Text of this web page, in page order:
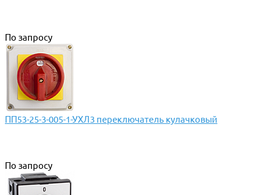
По запросу
ПП53-25-3-005-1-УХЛ3 переключатель кулачковый
По запросу